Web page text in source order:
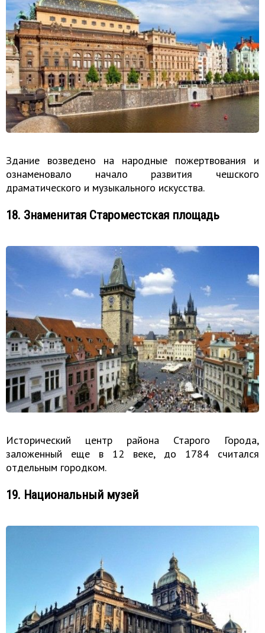
Здание возведено на народные пожертвования и
ознаменовало начало развития чешского
драматического и музыкального искусства.
18. Знаменитая Староместская площадь
Исторический центр района Старого Города,
заложенный еще в 12 веке, до 1784 считался
отдельным городком.
19. Национальный музей